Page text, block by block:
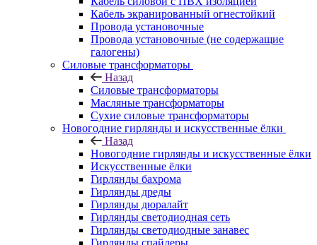
Кабель экранированный огнестойкий
Провода установочные
Провода установочные (не содержащие
галогены)
Силовые трансформаторы
Назад
Силовые трансформаторы
Масляные трансформаторы
Сухие силовые трансформаторы
Новогодние гирлянды и искусственные ёлки
Назад
Новогодние гирлянды и искусственные ёлки
Искусственные ёлки
Гирлянды бахрома
Гирлянды дреды
Гирлянды дюралайт
Гирлянды светодиодная сеть
Гирлянды светодиодные занавес
Гирлянды спайдеры